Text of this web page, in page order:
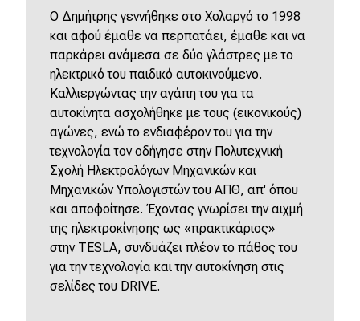
Ο Δημήτρης γεννήθηκε στο Χολαργό το 1998
και αφού έμαθε να περπατάει, έμαθε και να
παρκάρει ανάμεσα σε δύο γλάστρες με το
ηλεκτρικό του παιδικό αυτοκινούμενο.
Καλλιεργώντας την αγάπη του για τα
αυτοκίνητα ασχολήθηκε με τους (εικονικούς)
αγώνες, ενώ το ενδιαφέρον του για την
τεχνολογία τον οδήγησε στην Πολυτεχνική
Σχολή Ηλεκτρολόγων Μηχανικών και
Μηχανικών Υπολογιστών του ΑΠΘ, απ' όπου
και αποφοίτησε. Έχοντας γνωρίσει την αιχμή
της ηλεκτροκίνησης ως «πρακτικάριος»
στην TESLA, συνδυάζει πλέον το πάθος του
για την τεχνολογία και την αυτοκίνηση στις
σελίδες του DRIVE.